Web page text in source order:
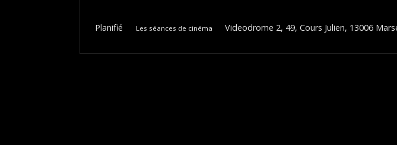
Planifié Les séances de cinéma Videodrome 2, 49, Cours Julien, 13006